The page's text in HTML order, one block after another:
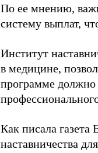
По ее мнению,
систему выплат,
Институт
в медицине,
программе должно
Как писала
наставничества